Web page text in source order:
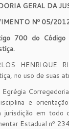
GERAL DA
Nº 05/
700 do Código
HENRIQUE
no uso de suas
Egrégia
e
jurisdição em todo
Estadual nº